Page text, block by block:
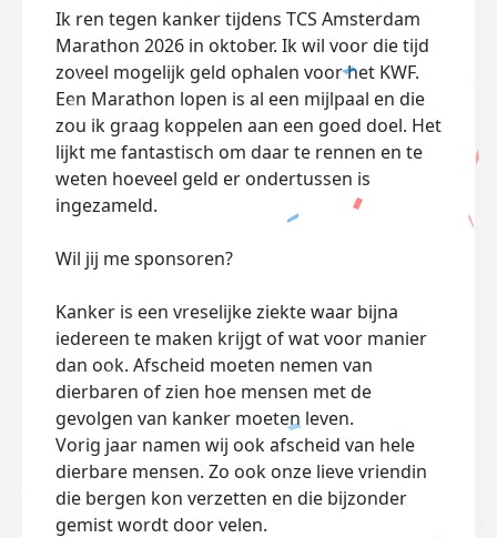
Ik ren tegen kanker tijdens TCS Amsterdam
Marathon 2026 in oktober. Ik wil voor die tijd
zoveel mogelijk geld ophalen voor het KWF.
Een Marathon lopen is al een mijlpaal en die
zou ik graag koppelen aan een goed doel. Het
lijkt me fantastisch om daar te rennen en te
weten hoeveel geld er ondertussen is
ingezameld.
Wil jij me sponsoren?
Kanker is een vreselijke ziekte waar bijna
iedereen te maken krijgt of wat voor manier
dan ook. Afscheid moeten nemen van
dierbaren of zien hoe mensen met de
gevolgen van kanker moeten leven.
Vorig jaar namen wij ook afscheid van hele
dierbare mensen. Zo ook onze lieve vriendin
die bergen kon verzetten en die bijzonder
gemist wordt door velen.